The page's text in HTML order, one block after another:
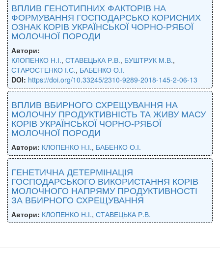
ВПЛИВ ГЕНОТИПНИХ ФАКТОРІВ НА
ФОРМУВАННЯ ГОСПОДАРСЬКО КОРИСНИХ
ОЗНАК КОРІВ УКРАЇНСЬКОЇ ЧОРНО-РЯБОЇ
МОЛОЧНОЇ ПОРОДИ
Автори:
КЛОПЕНКО Н.І., СТАВЕЦЬКА Р.В., БУШТРУК М.В.,
СТАРОСТЕНКО І.С., БАБЕНКО О.І.
DOI: https://doi.org/10.33245/2310-9289-2018-145-2-06-13
ВПЛИВ ВБИРНОГО СХРЕЩУВАННЯ НА
МОЛОЧНУ ПРОДУКТИВНІСТЬ ТА ЖИВУ МАСУ
КОРІВ УКРАЇНСЬКОЇ ЧОРНО-РЯБОЇ
МОЛОЧНОЇ ПОРОДИ
Автори: КЛОПЕНКО Н.І., БАБЕНКО О.І.
ГЕНЕТИЧНА ДЕТЕРМІНАЦІЯ
ГОСПОДАРСЬКОГО ВИКОРИСТАННЯ КОРІВ
МОЛОЧНОГО НАПРЯМУ ПРОДУКТИВНОСТІ
ЗА ВБИРНОГО СХРЕЩУВАННЯ
Автори: КЛОПЕНКО Н.І., СТАВЕЦЬКА Р.В.